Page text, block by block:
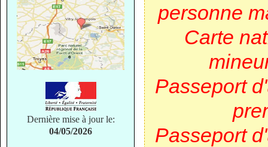
Dernière mise à jour le:
04/05/2026
personne
Carte
Passeport
Passeport